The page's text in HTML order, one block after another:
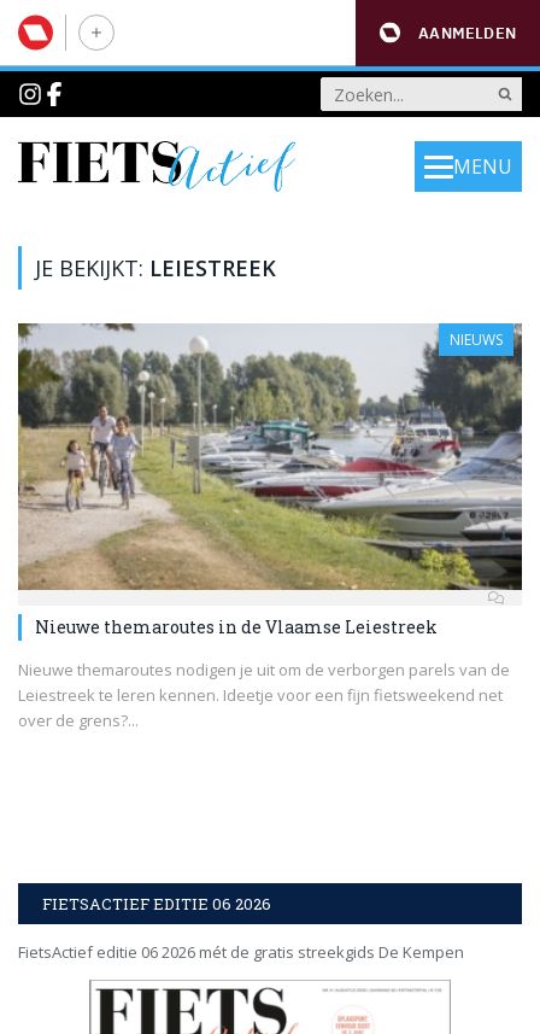
AANMELDEN
MENU
JE BEKIJKT: LEIESTREEK
NIEUWS
Nieuwe themaroutes in de Vlaamse Leiestreek
Nieuwe themaroutes nodigen je uit om de verborgen parels van de
Leiestreek te leren kennen. Ideetje voor een fijn fietsweekend net
over de grens?...
FIETSACTIEF EDITIE 06 2026
FietsActief editie 06 2026 mét de gratis streekgids De Kempen